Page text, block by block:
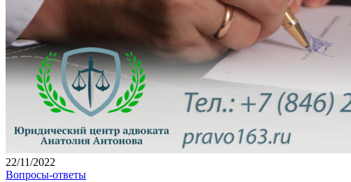
22/11/2022
Вопросы-ответы